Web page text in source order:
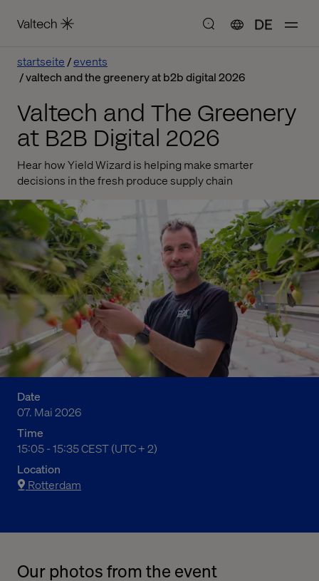
DE
startseite
events
valtech and the greenery at b2b digital 2026
Valtech and The Greenery
at B2B Digital 2026
Hear how Yield Wizard is helping make smarter
decisions in the fresh produce supply chain
Date
07. Mai 2026
Time
05:05 PM to 05:35 PM Central European Summer Time
15:05 - 15:35 CEST (UTC + 2)
Location
Rotterdam
Our photos from the event